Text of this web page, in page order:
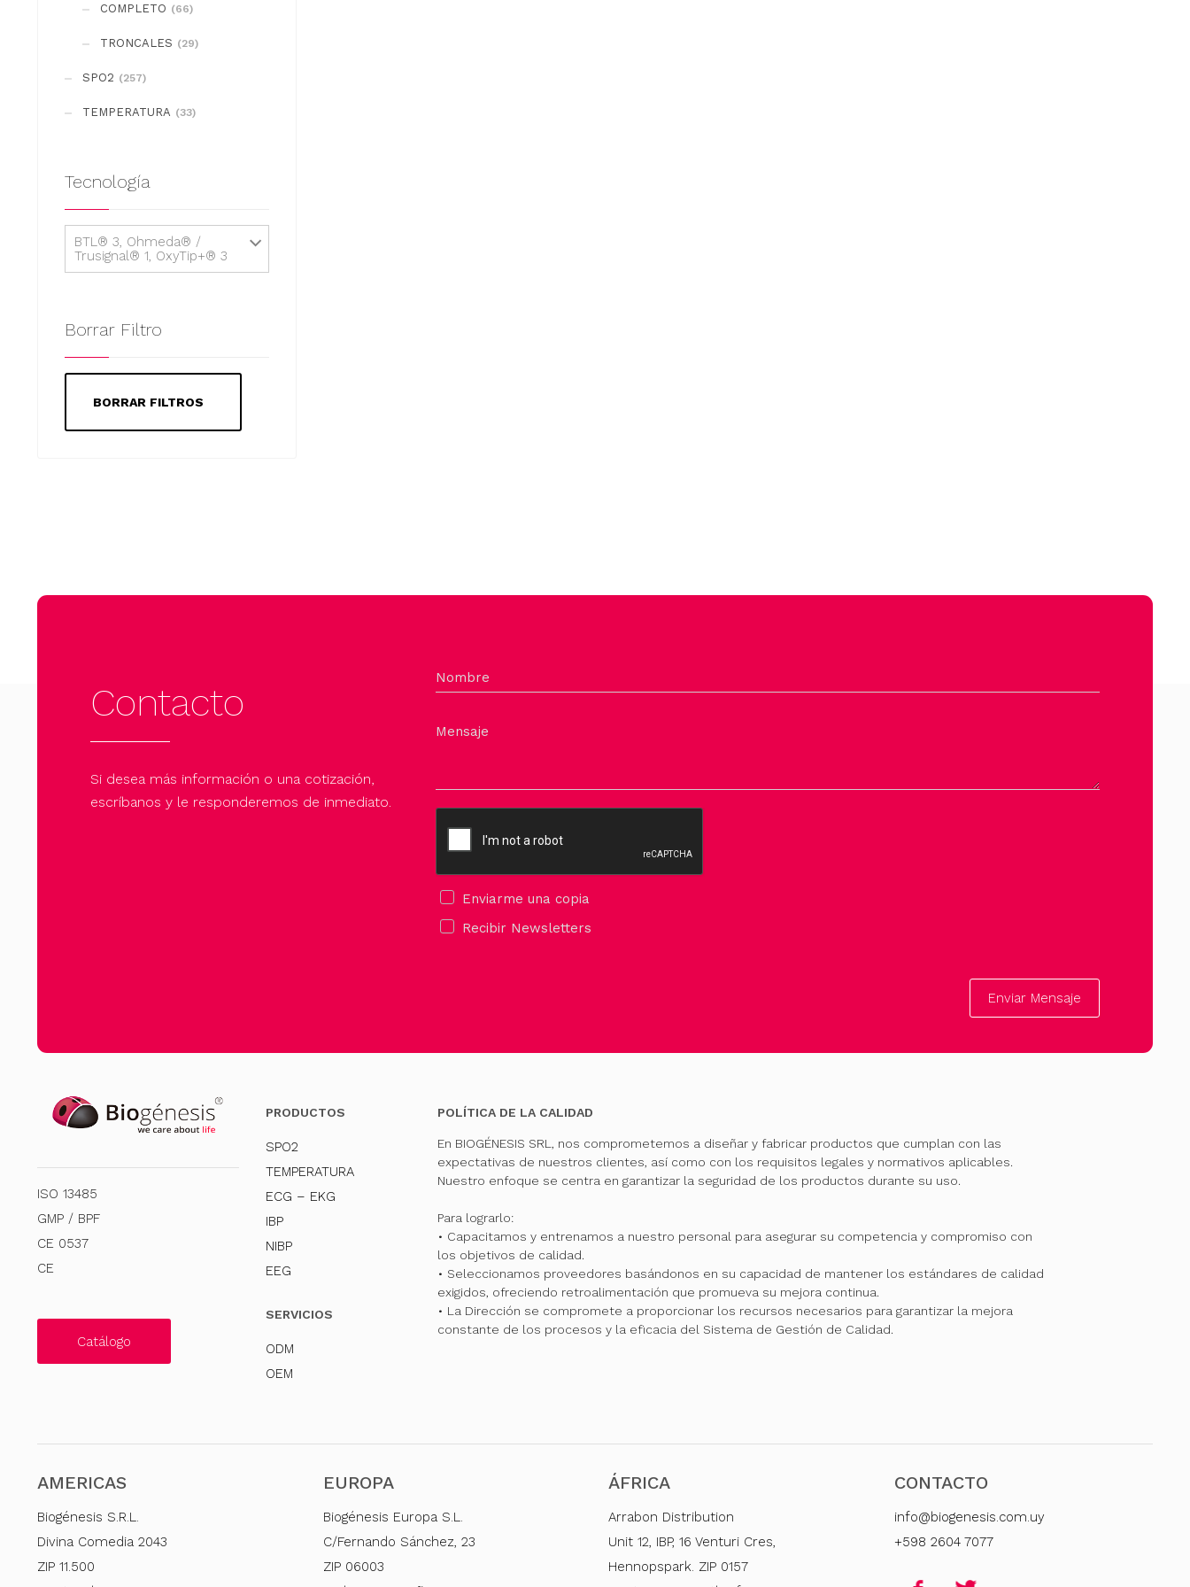
COMPLETO (66)
TRONCALES (29)
SPO2 (257)
TEMPERATURA (33)
Tecnología
BTL® 3, Ohmeda® /
Trusignal® 1, OxyTip+® 3
Borrar Filtro
BORRAR FILTROS
Contacto
Si desea más información o una cotización,
escríbanos y le responderemos de inmediato.
Nombre
Mensaje
Enviarme una copia
Recibir Newsletters
Enviar Mensaje
ISO 13485
GMP / BPF
CE 0537
CE
Catálogo
PRODUCTOS
SPO2
TEMPERATURA
ECG – EKG
IBP
NIBP
EEG
SERVICIOS
ODM
OEM
POLÍTICA DE LA CALIDAD
En BIOGÉNESIS SRL, nos comprometemos a diseñar y fabricar productos que cumplan con las
expectativas de nuestros clientes, así como con los requisitos legales y normativos aplicables.
Nuestro enfoque se centra en garantizar la seguridad de los productos durante su uso.
Para lograrlo:
• Capacitamos y entrenamos a nuestro personal para asegurar su competencia y compromiso con
los objetivos de calidad.
• Seleccionamos proveedores basándonos en su capacidad de mantener los estándares de calidad
exigidos, ofreciendo retroalimentación que promueva su mejora continua.
• La Dirección se compromete a proporcionar los recursos necesarios para garantizar la mejora
constante de los procesos y la eficacia del Sistema de Gestión de Calidad.
AMERICAS
Biogénesis S.R.L.
Divina Comedia 2043
ZIP 11.500
EUROPA
Biogénesis Europa S.L.
C/Fernando Sánchez, 23
ZIP 06003
ÁFRICA
Arrabon Distribution
Unit 12, IBP, 16 Venturi Cres,
Hennopspark. ZIP 0157
CONTACTO
info@biogenesis.com.uy
+598 2604 7077